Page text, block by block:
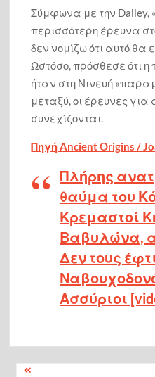
Σύμφωνα με την Dalley,
περισσότερη έρευνα
δεν νομίζω ότι αυτό θα
Ωστόσο, πρόσθεσε ότι η
ήταν στη Νινευή
μεταξύ, οι έρευνες
συνεχίζονται.
Πηγή Ancient Origins /
Πλήρης
θαύμα του
Κρεμαστοί
Βαβυλώνα,
Δεν τους
Ασσύριοι